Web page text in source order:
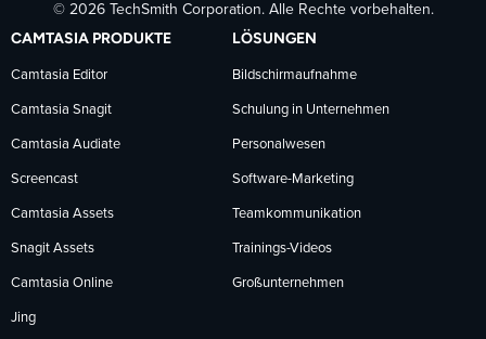
auf
Facebook
folgen
auf
LinkedIn
folgen
auf
YouTube
© 2026 TechSmith Corporation. Alle Rechte vorbehalten.
CAMTASIA PRODUKTE
Camtasia Editor
Camtasia Snagit
Camtasia Audiate
Screencast
Camtasia Assets
Snagit Assets
Camtasia Online
Jing
LÖSUNGEN
Bildschirmaufnahme
Schulung in Unternehmen
Personalwesen
Software-Marketing
Teamkommunikation
Trainings-Videos
Großunternehmen